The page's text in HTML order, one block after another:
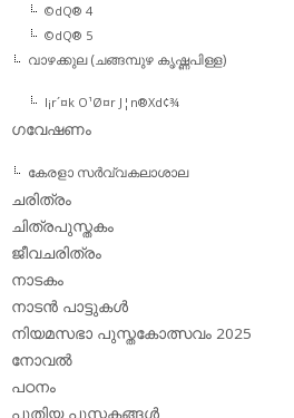
©dQ® 4
©dQ® 5
വാഴക്കുല (ചങ്ങമ്പുഴ കൃഷ്ണപിള്ള)
l¡r´¤k O¹Ø¤r J¦n®Xd¢¾
ഗവേഷണം
കേരളാ സര്‍വ്വകലാശാല
ചരിത്രം
ചിത്രപുസ്തകം
ജീവചരിത്രം
നാടകം
നാടന്‍ പാട്ടുകള്‍
നിയമസഭാ പുസ്തകോത്സവം 2025
നോവല്‍
പഠനം
പുതിയ പുസ്തകങ്ങള്‍